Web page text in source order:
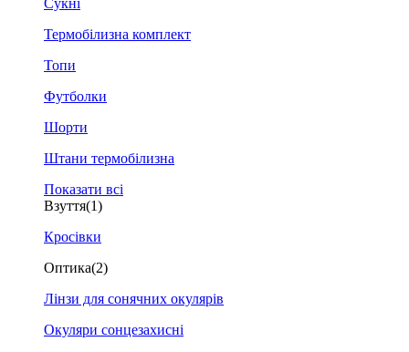
Сукні
Термобілизна комплект
Топи
Футболки
Шорти
Штани термобілизна
Показати всі
Взуття(1)
Кросівки
Оптика(2)
Лінзи для сонячних окулярів
Окуляри сонцезахисні